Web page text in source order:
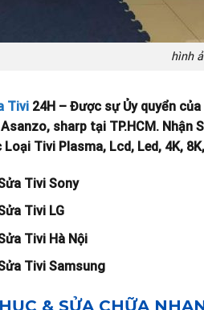
hình
Tivi 24H – Được sự Ủy quyển
sharp tại TP.HCM.
Tivi Plasma, Lcd, Led, 4K,
Tivi Sony
Tivi LG
Tivi Hà Nội
Tivi Samsung
& SỬA CHỮA